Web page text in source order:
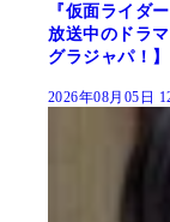
『仮面ライダ
放送中のドラ
グラジャパ！】
2026年08月05日